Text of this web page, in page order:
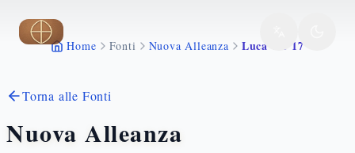
Vai al contenuto principale
Home Fonti Nuova Alleanza Luca 7 1 17
Torna alle Fonti
Nuova Alleanza